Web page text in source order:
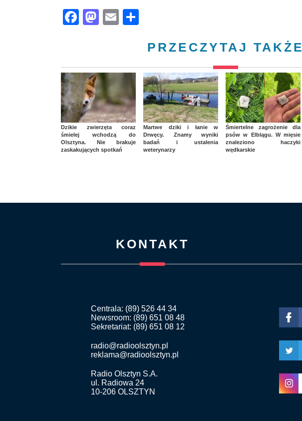
Facebook
Mastodon
Email
PRZECZYTAJ TAKŻE
Dzikie zwierzęta coraz
śmielej wchodzą do
Olsztyna. Nie brakuje
zaskakujących spotkań
Martwe dziki i łanie w
Drwęcy. Znamy wyniki
badań i ustalenia
weterynarzy
Śmiertelne zagrożenie dla
psów w Elblągu. W mięsie
znaleziono haczyki
wędkarskie
KONTAKT
Centrala: (89) 526 44 34
Newsroom: (89) 651 08 48
Sekretariat: (89) 651 08 12
radio@radioolsztyn.pl
reklama@radioolsztyn.pl
Radio Olsztyn S.A.
ul. Radiowa 24
10-206 OLSZTYN